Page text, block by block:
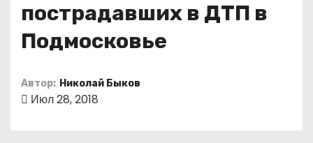
пострадавших в ДТП в
Подмосковье
Автор: Николай Быков
Июл 28, 2018